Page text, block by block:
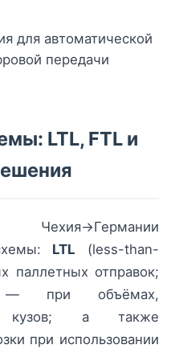
для автоматической
передачи
LTL, FTL и
LTL (less-than-
паллетных отправок;
— при объёмах,
кузов; а также
при использовании